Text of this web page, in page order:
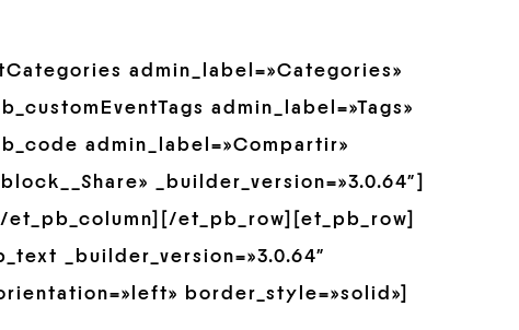
admin_label=»Categories»
admin_label=»Tags»
admin_label=»Compartir»
_builder_version=»3.0.64″]
et_pb_row][et_pb_row]
_builder_version=»3.0.64″
border_style=»solid»]